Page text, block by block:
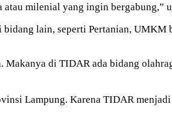
milenial yang ingin bergabung,”
lain, seperti Pertanian, UMKM
di TIDAR ada bidang
Lampung. Karena TIDAR